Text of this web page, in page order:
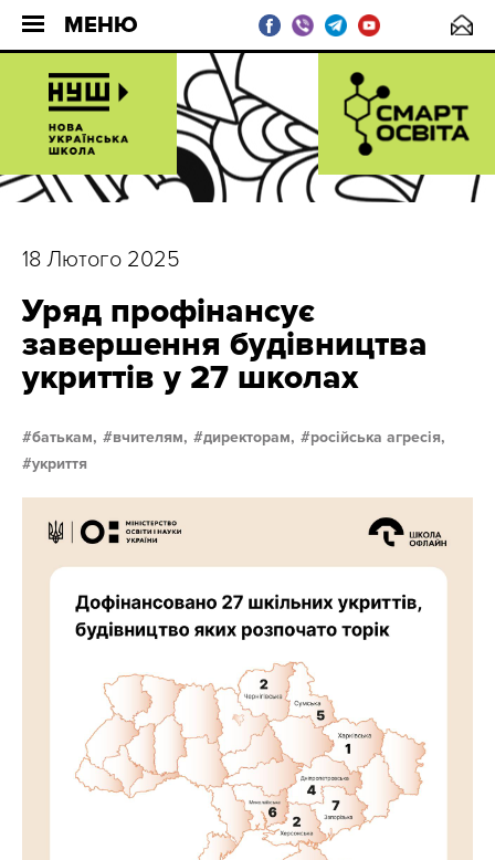
МЕНЮ
18 Лютого 2025
Уряд профінансує
завершення будівництва
укриттів у 27 школах
батькам, вчителям, директорам,
російська агресія,
укриття